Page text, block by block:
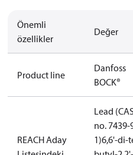
Önemli
özellikler
Değer
Product line
Danfoss
BOCK®
REACH Aday
Lead
no. 7439-
1)6,6'-di-